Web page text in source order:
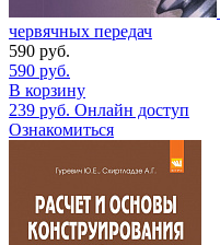
червячных передач
590 руб.
590 руб.
В корзину
239 руб. Онлайн доступ
Ознакомиться